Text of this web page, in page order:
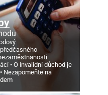
O invalidní důchod je
Nezapomeňte na